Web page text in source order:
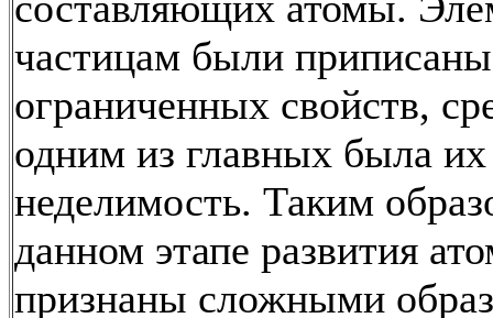
частицам были приписаны
ограниченных свойств,
одним из главных была их
неделимость. Таким
данном этапе развития
признаны сложными